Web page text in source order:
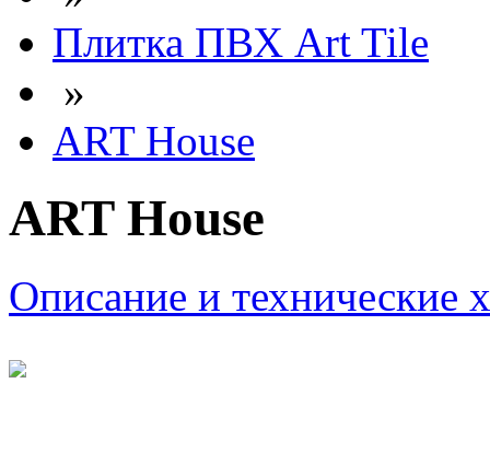
Плитка ПВХ Art Tile
»
ART House
ART House
Описание и технические